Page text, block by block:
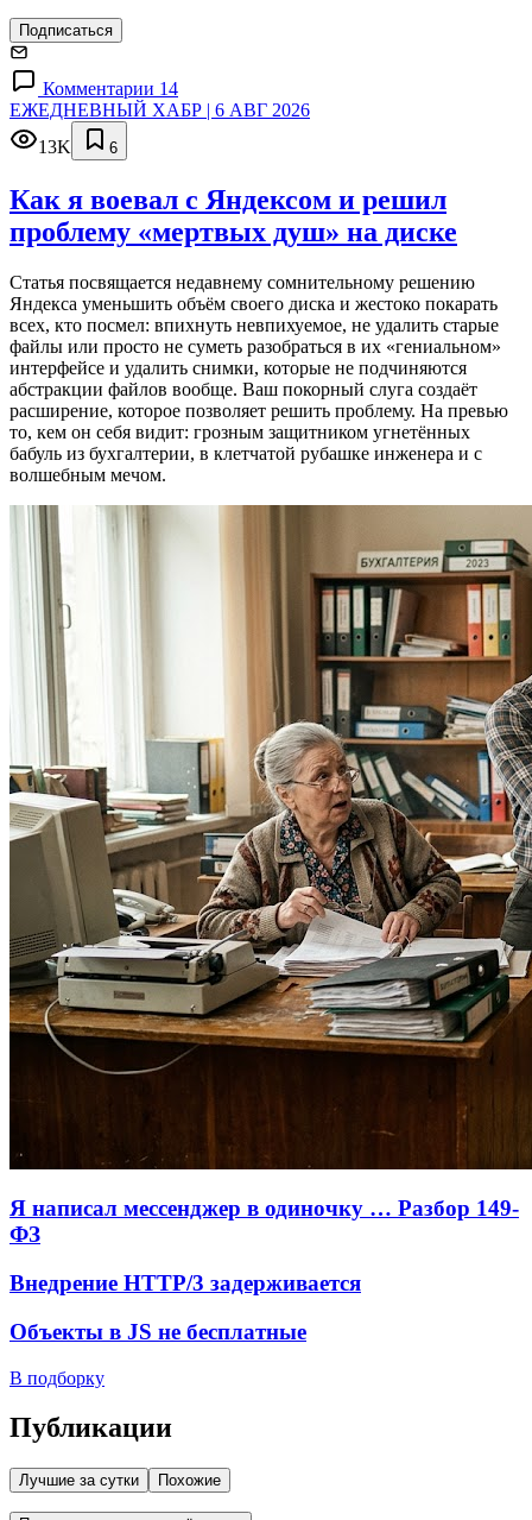
Подписаться
Комментарии 14
ЕЖЕДНЕВНЫЙ ХАБР | 6 АВГ 2026
13K
6
Как я воевал с Яндексом и решил
проблему «мертвых душ» на диске
Статья посвящается недавнему сомнительному решению
Яндекса уменьшить объём своего диска и жестоко покарать
всех, кто посмел: впихнуть невпихуемое, не удалить старые
файлы или просто не суметь разобраться в их «гениальном»
интерфейсе и удалить снимки, которые не подчиняются
абстракции файлов вообще. Ваш покорный слуга создаёт
расширение, которое позволяет решить проблему. На превью
то, кем он себя видит: грозным защитником угнетённых
бабуль из бухгалтерии, в клетчатой рубашке инженера и с
волшебным мечом.
Я написал мессенджер в одиночку … Разбор 149-
ФЗ
Внедрение HTTP/3 задерживается
Объекты в JS не бесплатные
В подборку
Публикации
Лучшие за сутки Похожие